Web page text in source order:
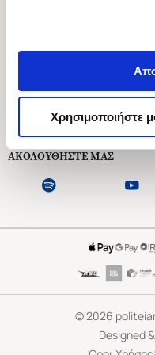
Χρησιμοποιήστε
Δευτέρα -
Εξυπηρέτηση Πελατών
ΑΚΟΛΟΥΘΗΣΤΕ ΜΑΣ
©2026
Designed